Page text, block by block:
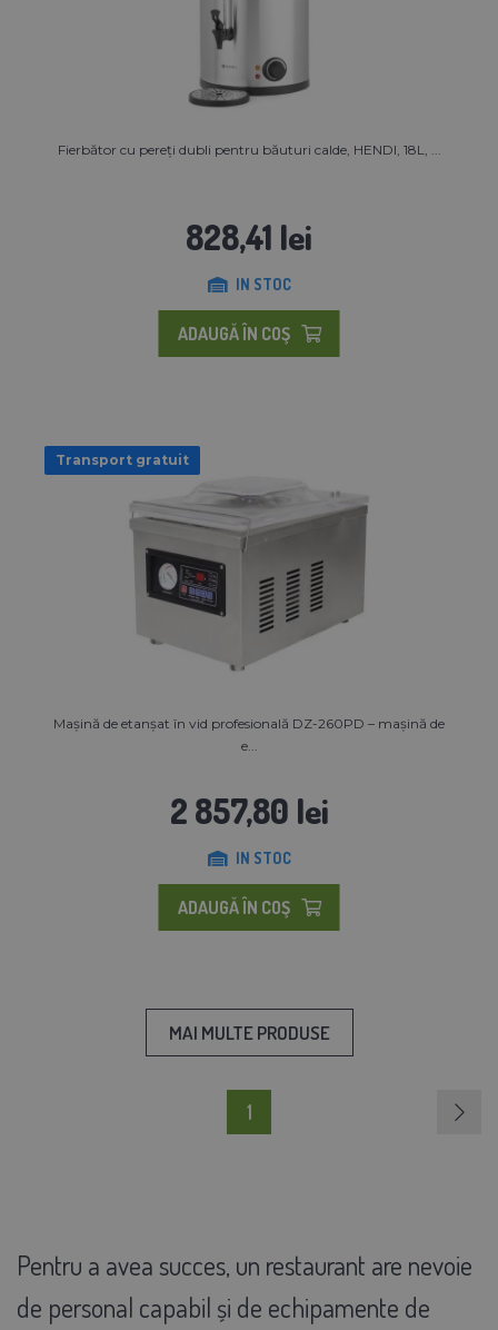
Fierbător cu pereți dubli pentru băuturi calde, HENDI, 18L, ...
828,41 lei
IN STOC
ADAUGĂ ÎN COŞ
Transport gratuit
Mașină de etanșat în vid profesională DZ-260PD – mașină de
e...
2 857,80 lei
IN STOC
ADAUGĂ ÎN COŞ
MAI MULTE PRODUSE
1
Pentru a avea succes, un restaurant are nevoie
de personal capabil și de echipamente de